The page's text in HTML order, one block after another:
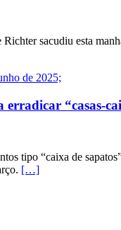
sacudiu esta
“casas-
tipo “caixa de
[…]